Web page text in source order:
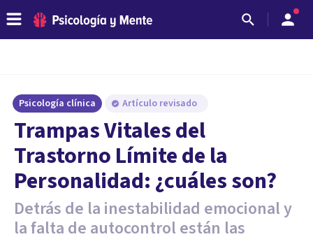
Psicología clínica Artículo revisado
Trampas Vitales del
Trastorno Límite de la
Personalidad: ¿cuáles son?
Detrás de la inestabilidad emocional y
la falta de autocontrol están las